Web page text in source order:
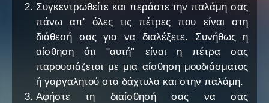
Συγκεντρωθείτε και περάστε την παλάμη σας
πάνω απ' όλες τις πέτρες που είναι στη
διάθεσή σας για να διαλέξετε. Συνήθως η
αίσθηση ότι "αυτή" είναι η πέτρα σας
παρουσιάζεται με μια αίσθηση μουδιάσματος
ή γαργαλητού στα δάχτυλα και στην παλάμη.
Αφήστε τη διαίσθησή σας να σας